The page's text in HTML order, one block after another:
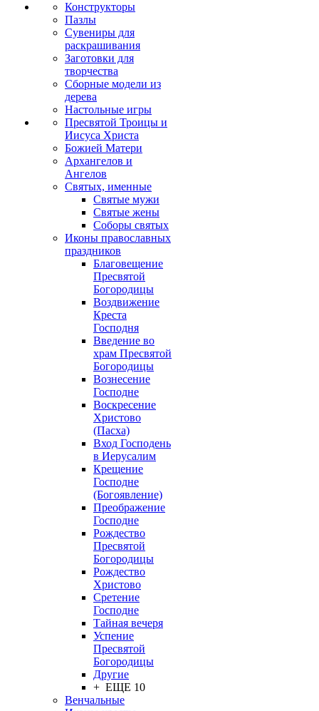
Конструкторы
Пазлы
Сувениры для
раскрашивания
Заготовки для
творчества
Сборные модели из
дерева
Настольные игры
Пресвятой Троицы и
Иисуса Христа
Божией Матери
Архангелов и
Ангелов
Святых, именные
Святые мужи
Святые жены
Соборы святых
Иконы православных
праздников
Благовещение
Пресвятой
Богородицы
Воздвижение
Креста
Господня
Введение во
храм Пресвятой
Богородицы
Вознесение
Господне
Воскресение
Христово
(Пасха)
Вход Господень
в Иерусалим
Крещение
Господне
(Богоявление)
Преображение
Господне
Рождество
Пресвятой
Богородицы
Рождество
Христово
Сретение
Господне
Тайная вечеря
Успение
Пресвятой
Богородицы
Другие
+ ЕЩЕ 10
Венчальные